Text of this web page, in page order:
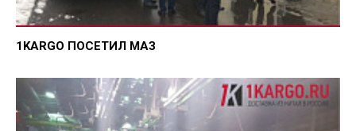
1KARGO ПОСЕТИЛ МАЗ